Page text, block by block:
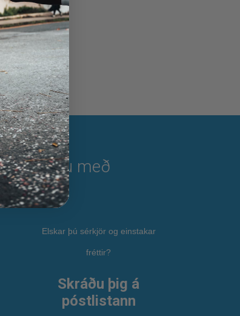
Fylgstu með
Elskar þú sérkjör og einstakar
fréttir?
Skráðu þig á
póstlistann